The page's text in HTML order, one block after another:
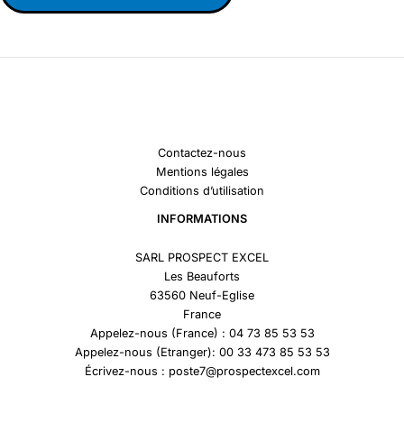
Contactez-nous
Mentions légales
Conditions d’utilisation
INFORMATIONS
SARL PROSPECT EXCEL
Les Beauforts
63560 Neuf-Eglise
France
Appelez-nous (France) : 04 73 85 53 53
Appelez-nous (Etranger): 00 33 473 85 53 53
Écrivez-nous : poste7@prospectexcel.com